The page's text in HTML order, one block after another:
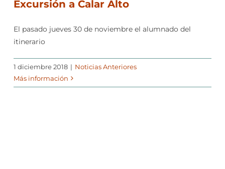
Excursión a Calar Alto
El pasado jueves 30 de noviembre el alumnado del
itinerario
1 diciembre 2018 | Noticias Anteriores
Más información